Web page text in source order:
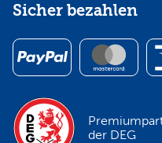
Sicher bezahlen
der DEG